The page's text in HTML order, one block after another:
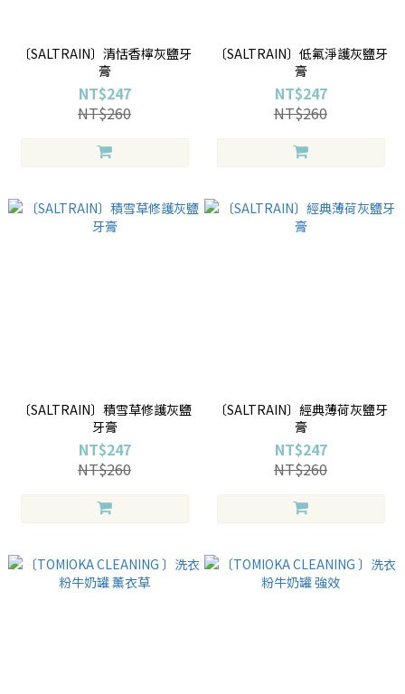
〔SALTRAIN〕清恬香檸灰鹽牙
膏
NT$247
NT$260
〔SALTRAIN〕低氟淨護灰鹽牙
膏
NT$247
NT$260
〔SALTRAIN〕積雪草修護灰鹽
牙膏
NT$247
NT$260
〔SALTRAIN〕經典薄荷灰鹽牙
膏
NT$247
NT$260